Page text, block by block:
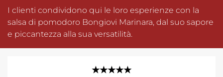
I clienti condividono qui le loro esperienze con la
salsa di pomodoro Bongiovi Marinara, dal suo sapore
e piccantezza alla sua versatilità.
★★★★★